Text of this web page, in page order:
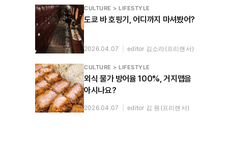
CULTURE > LIFESTYLE
도쿄 바 호핑기, 어디까지 마셔봤어?
2026.04.07 editor 김소라(프리랜서)
CULTURE > LIFESTYLE
외식 물가 방어율 100%, 거지맵을
아시나요?
2026.04.07 editor 김 원(프리랜서)